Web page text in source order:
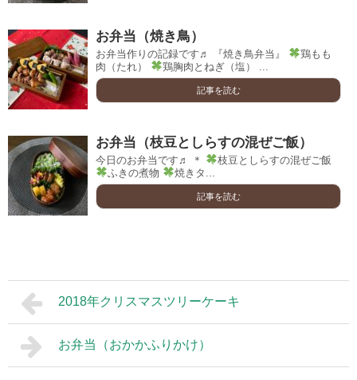
お弁当（焼き鳥）
お弁当作りの記録です♬ 『焼き鳥弁当』
鶏もも
肉（たれ）
鶏胸肉とねぎ（塩） ...
記事を読む
お弁当（枝豆としらすの混ぜご飯）
今日のお弁当です♬ ＊
枝豆としらすの混ぜご飯
ふきの煮物
焼きタ...
記事を読む
2018年クリスマスツリーケーキ
お弁当（おかかふりかけ）